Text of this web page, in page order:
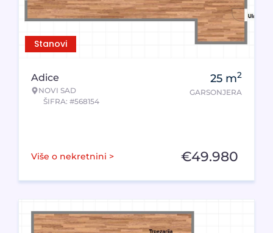
Stanovi
Adice
NOVI SAD
ŠIFRA: #568154
25 m2
GARSONJERA
Više o nekretnini > €49.980